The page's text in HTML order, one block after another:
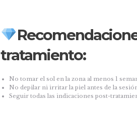
tratamiento:
No tomar el sol en la zona al menos 1
No depilar ni irritar la piel antes de la
Seguir todas las indicaciones post-